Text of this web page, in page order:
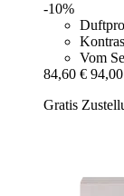
-10%
Vom
84,60 €
Gratis